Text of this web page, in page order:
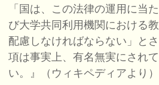
「国は、この法律の運用に当
び大学共同利用機関における
配慮しなければならない」と
項は事実上、有名無実にされ
い。』（ウィキペディアより）